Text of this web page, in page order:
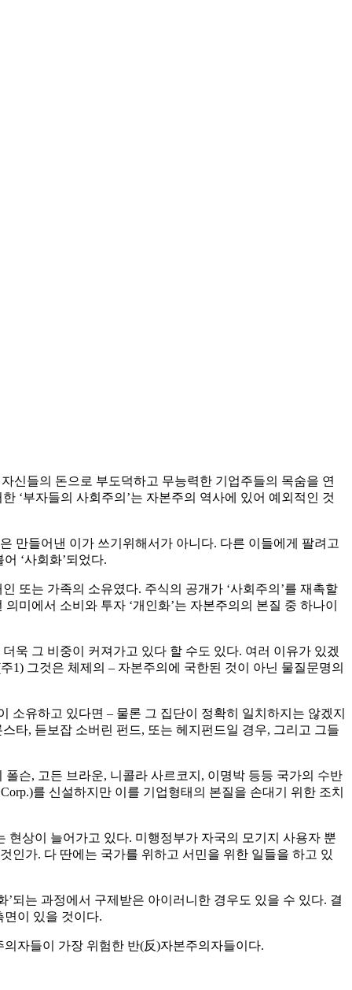
신들의 돈으로 부도덕하고 무능력한 기업주들의 목숨을 연
‘부자들의 사회주의’는 자본주의 역사에 있어 예외적인 것
만들어낸 이가 쓰기위해서가 아니다. 다른 이들에게 팔려고
‘사회화’되었다.
또는 가족의 소유였다. 주식의 공개가 ‘사회주의’를 재촉할
미에서 소비와 투자 ‘개인화’는 자본주의의 본질 중 하나이
욱 그 비중이 커져가고 있다 할 수도 있다. 여러 이유가 있겠
1) 그것은 체제의 – 자본주의에 국한된 것이 아닌 물질문명의
유하고 있다면 – 물론 그 집단이 정확히 일치하지는 않겠지
타, 듣보잡 소버린 펀드, 또는 헤지펀드일 경우, 그리고 그들
슨, 고든 브라운, 니콜라 사르코지, 이명박 등등 국가의 수반
를 신설하지만 이를 기업형태의 본질을 손대기 위한 조치
상이 늘어가고 있다. 미행정부가 자국의 모기지 사용자 뿐
인가. 다 딴에는 국가를 위하고 서민을 위한 일들을 하고 있
되는 과정에서 구제받은 아이러니한 경우도 있을 수 있다. 결
면이 있을 것이다.
자들이 가장 위험한 반(反)자본주의자들이다.